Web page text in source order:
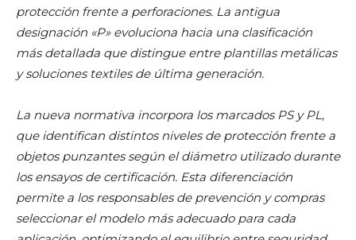
protección frente a perforaciones. La antigua
designación «P» evoluciona hacia una clasificación
más detallada que distingue entre plantillas metálicas
y soluciones textiles de última generación.
La nueva normativa incorpora los marcados PS y PL,
que identifican distintos niveles de protección frente a
objetos punzantes según el diámetro utilizado durante
los ensayos de certificación. Esta diferenciación
permite a los responsables de prevención y compras
seleccionar el modelo más adecuado para cada